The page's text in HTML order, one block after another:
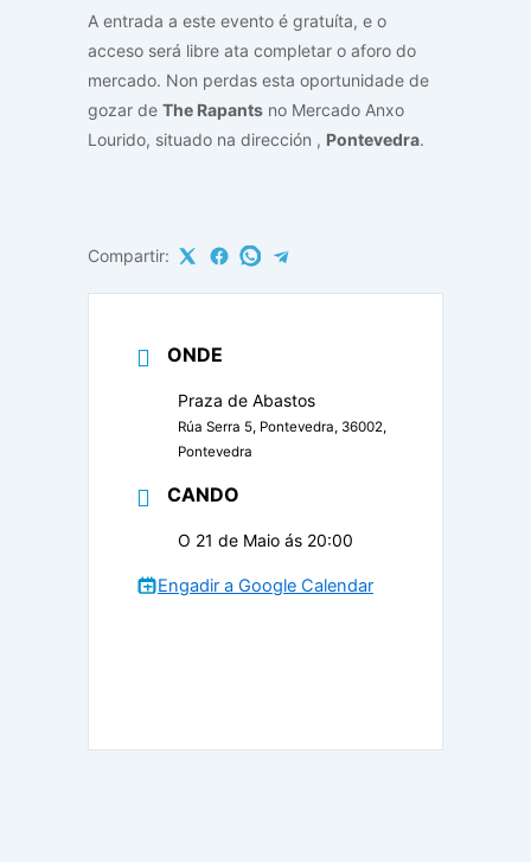
A entrada a este evento é gratuíta, e o
acceso será libre ata completar o aforo do
mercado. Non perdas esta oportunidade de
gozar de The Rapants no Mercado Anxo
Lourido, situado na dirección , Pontevedra.
Compartir:
ONDE
Praza de Abastos
Rúa Serra 5, Pontevedra, 36002,
Pontevedra
CANDO
O 21 de Maio ás 20:00
Engadir a Google Calendar